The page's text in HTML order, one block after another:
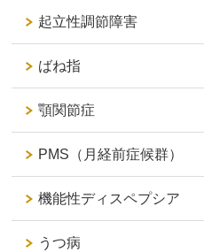
起立性調節障害
ばね指
顎関節症
PMS（月経前症候群）
機能性ディスペプシア
うつ病